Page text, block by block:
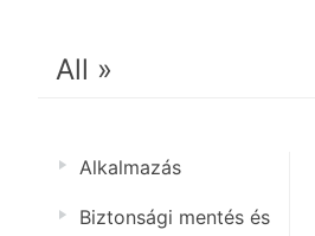
All »
Alkalmazás
Biztonsági mentés és